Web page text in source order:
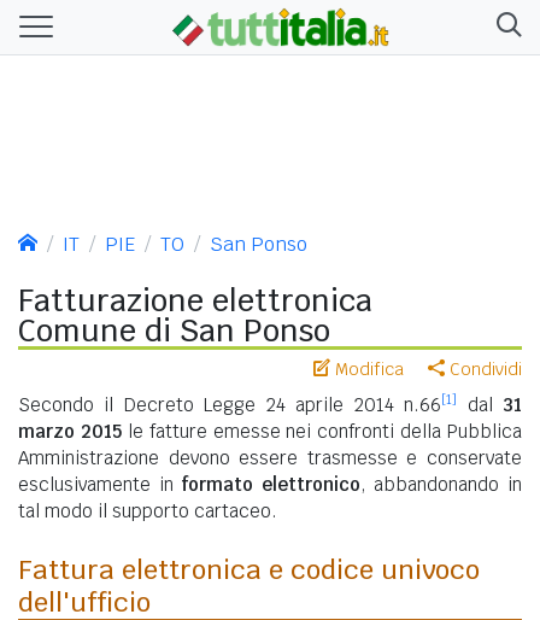
IT PIE TO San Ponso
Fatturazione elettronica
Comune di San Ponso
Modifica Condividi
Secondo il Decreto Legge 24 aprile 2014 n.66[1] dal 31
marzo 2015le fatture emesse nei confronti della Pubblica
Amministrazione devono essere trasmesse e conservate
esclusivamente in formato elettronico, abbandonando in
tal modo il supporto cartaceo.
Fattura elettronica e codice univoco
dell'ufficio